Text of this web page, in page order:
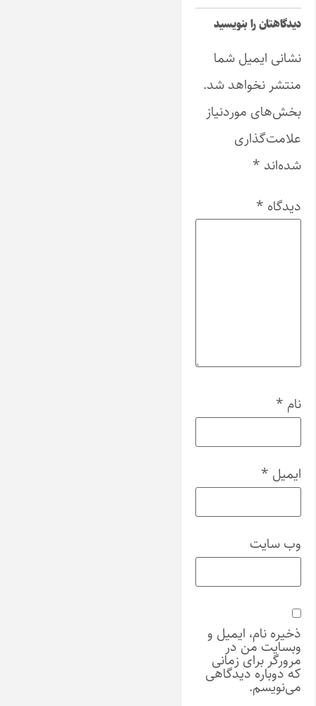
دیدگاهتان را بنویسید
نشانی ایمیل شما
منتشر نخواهد شد.
بخش‌های موردنیاز
علامت‌گذاری
شده‌اند *
دیدگاه *
نام *
ایمیل *
وب‌ سایت
ذخیره نام، ایمیل و
وبسایت من در
مرورگر برای زمانی
که دوباره دیدگاهی
می‌نویسم.